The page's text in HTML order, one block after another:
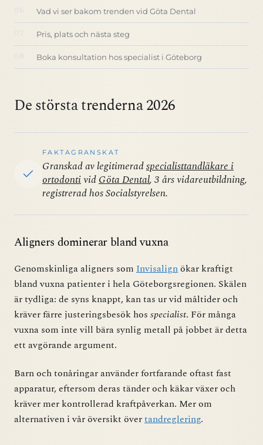
Vad vi ser bakom trenden vid Göta Dental
Pris, plats och nästa steg
Boka konsultation hos specialist i Göteborg
De största trenderna 2026
FAKTAGRANSKAT
Granskad av legitimeradspecialisttandläkare i
ortodontividGöta Dental, 3 års vidareutbildning,
registrerad hos Socialstyrelsen.
Aligners dominerar bland vuxna
Genomskinliga aligners som Invisalignökar kraftigt
bland vuxna patienter i hela Göteborgsregionen. Skälen
är tydliga: de syns knappt, kan tas ur vid måltider och
kräver färre justeringsbesök hos specialist. För många
vuxna som inte vill bära synlig metall på jobbet är detta
ett avgörande argument.
Barn och tonåringar använder fortfarande oftast fast
apparatur, eftersom deras tänder och käkar växer och
kräver mer kontrollerad kraftpåverkan. Mer om
alternativen i vår översikt övertandreglering.